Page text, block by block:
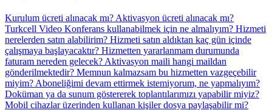
Kurulum ücreti alınacak mı? Aktivasyon ücreti alınacak mı?
Turkcell Video Konferans kullanabilmek için ne almalıyım? Hizmeti
nerelerden satın alabilirim? Hizmeti satın aldıktan kaç gün içinde
çalışmaya başlayacaktır? Hizmetten yararlanmam durumunda
faturam nereden gelecek? Aktivasyon maili hangi maildan
gönderilmektedir? Memnun kalmazsam bu hizmetten vazgeçebilir
miyim? Aboneliğimi devam ettirmek istemiyorum, ne yapmalıyım?
Doküman ya da sunum göstererek toplantılarımızı yapabilir miyiz?
Mobil cihazlar üzerinden kullanan kişiler dosya paylaşabilir mi?